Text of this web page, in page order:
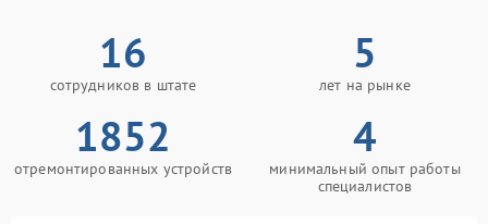
16
сотрудников в штате
5
лет на рынке
1852
отремонтированных устройств
4
минимальный опыт работы
специалистов